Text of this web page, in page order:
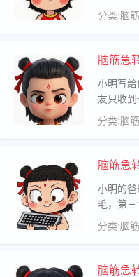
出吃奶
分类:脑
脑筋急
小明写
友只收到
人一封 狐狸精最擅长迷惑男人,那么什么精男女
分类:脑
脑筋急
小明的
毛，第三个
也看得见
分类:脑
脑筋急